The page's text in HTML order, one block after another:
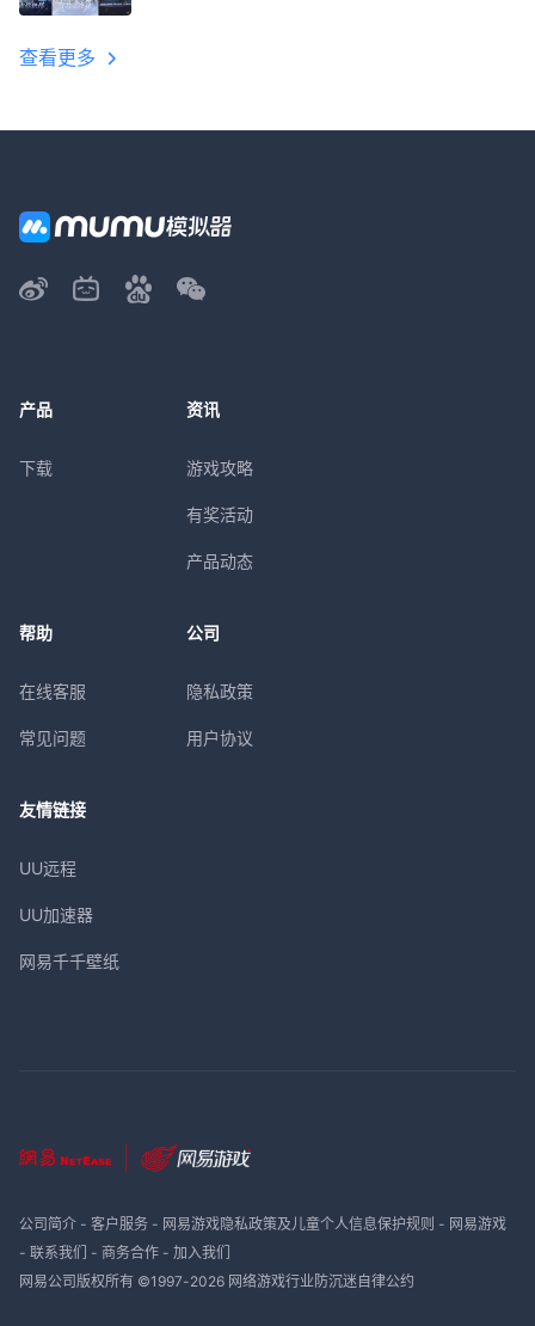
查看更多
产品
下载
资讯
游戏攻略
有奖活动
产品动态
帮助
在线客服
常见问题
公司
隐私政策
用户协议
友情链接
UU远程
UU加速器
网易千千壁纸
公司简介- 客户服务- 网易游戏隐私政策及儿童个人信息保护规则 - 网易游戏
- 联系我们 - 商务合作- 加入我们
网易公司版权所有 ©1997-2026 网络游戏行业防沉迷自律公约